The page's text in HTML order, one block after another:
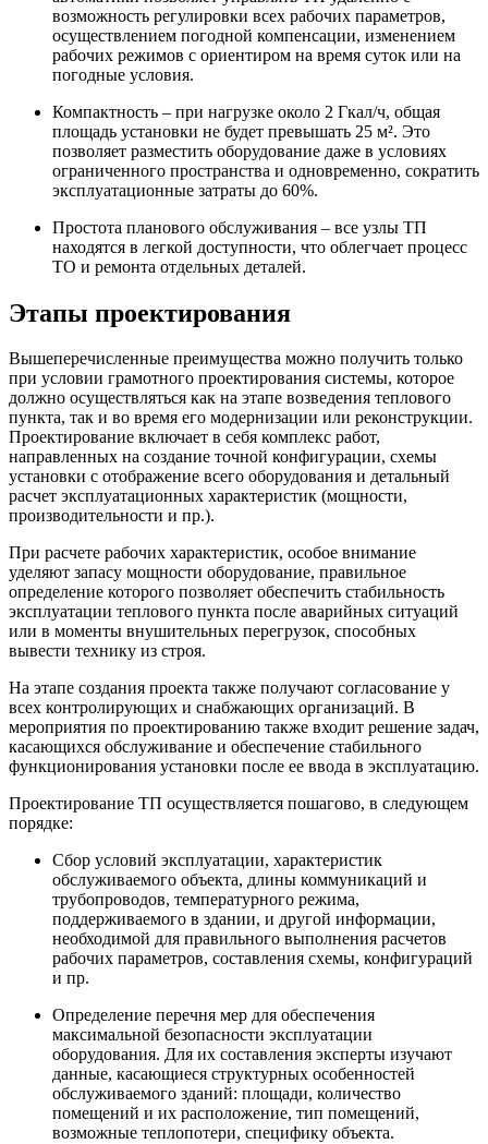
возможность регулировки всех рабочих параметров,
осуществлением погодной компенсации, изменением
рабочих режимов с ориентиром на время суток или на
погодные условия.
Компактность – при нагрузке около 2 Гкал/ч, общая
площадь установки не будет превышать 25 м². Это
позволяет разместить оборудование даже в условиях
ограниченного пространства и одновременно, сократить
эксплуатационные затраты до 60%.
Простота планового обслуживания – все узлы ТП
находятся в легкой доступности, что облегчает процесс
ТО и ремонта отдельных деталей.
Этапы проектирования
Вышеперечисленные преимущества можно получить только
при условии грамотного проектирования системы, которое
должно осуществляться как на этапе возведения теплового
пункта, так и во время его модернизации или реконструкции.
Проектирование включает в себя комплекс работ,
направленных на создание точной конфигурации, схемы
установки с отображение всего оборудования и детальный
расчет эксплуатационных характеристик (мощности,
производительности и пр.).
При расчете рабочих характеристик, особое внимание
уделяют запасу мощности оборудование, правильное
определение которого позволяет обеспечить стабильность
эксплуатации теплового пункта после аварийных ситуаций
или в моменты внушительных перегрузок, способных
вывести технику из строя.
На этапе создания проекта также получают согласование у
всех контролирующих и снабжающих организаций. В
мероприятия по проектированию также входит решение задач,
касающихся обслуживание и обеспечение стабильного
функционирования установки после ее ввода в эксплуатацию.
Проектирование ТП осуществляется пошагово, в следующем
порядке:
Сбор условий эксплуатации, характеристик
обслуживаемого объекта, длины коммуникаций и
трубопроводов, температурного режима,
поддерживаемого в здании, и другой информации,
необходимой для правильного выполнения расчетов
рабочих параметров, составления схемы, конфигураций
и пр.
Определение перечня мер для обеспечения
максимальной безопасности эксплуатации
оборудования. Для их составления эксперты изучают
данные, касающиеся структурных особенностей
обслуживаемого зданий: площади, количество
помещений и их расположение, тип помещений,
возможные теплопотери, специфику объекта.